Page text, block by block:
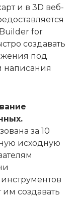
и в 3D веб-
for
создавать
под
написания
за 10
исходную
создавать